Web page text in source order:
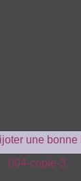
une bonne